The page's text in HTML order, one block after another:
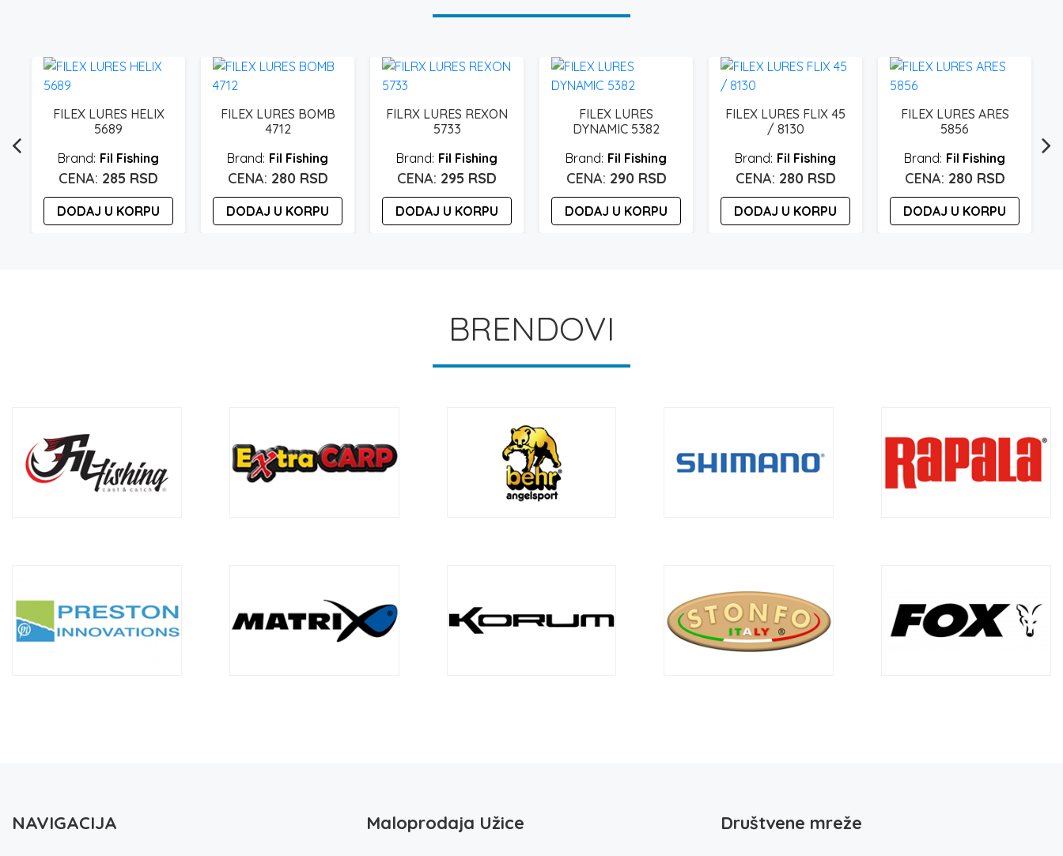
FILEX LURES HELIX
5689
Fil Fishing
285 RSD
DODAJ U KORPU
FILEX LURES BOMB
4712
Fil Fishing
280 RSD
DODAJ U KORPU
FILRX LURES REXON
5733
Fil Fishing
295 RSD
DODAJ U KORPU
FILEX LURES
DYNAMIC 5382
Fil Fishing
290 RSD
DODAJ U KORPU
FILEX LURES FLIX 45
/ 8130
Fil Fishing
280 RSD
DODAJ U KORPU
FILEX LURES ARES
5856
Fil Fishing
280 RSD
DODAJ U KORPU
BRENDOVI
NAVIGACIJA Maloprodaja Užice Društvene mreže